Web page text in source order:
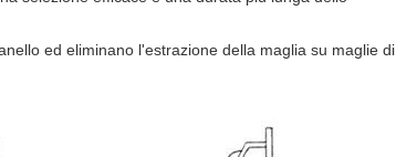
ed eliminano l'estrazione della maglia su maglie di